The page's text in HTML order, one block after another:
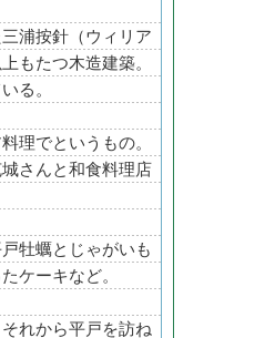
浦按針（ウィリア
もたつ木造建築。
る。
理でというもの。
さんと和食料理店
牡蠣とじゃがいも
ケーキなど。
れから平戸を訪ね